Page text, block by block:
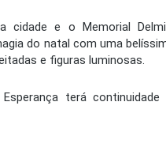
cidade e o Memorial
do natal com uma
e figuras luminosas.
terá